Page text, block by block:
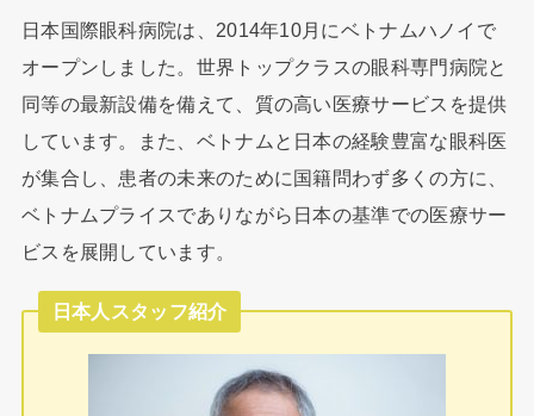
日本国際眼科病院は、2014年10月にベトナムハノイで
オープンしました。世界トップクラスの眼科専門病院と
同等の最新設備を備えて、質の高い医療サービスを提供
しています。また、ベトナムと日本の経験豊富な眼科医
が集合し、患者の未来のために国籍問わず多くの方に、
ベトナムプライスでありながら日本の基準での医療サー
ビスを展開しています。
日本人スタッフ紹介